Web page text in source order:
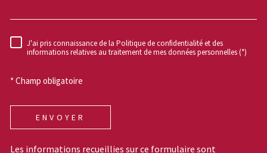
RÈGLEMENTATION
J'ai pris connaissance de la Politique de confidentialité et des
informations relatives au traitement de mes données personnelles (*)
* Champ obligatoire
ENVOYER
Les informations recueillies sur ce formulaire sont